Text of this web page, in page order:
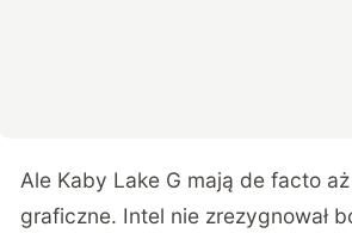
Ale Kaby Lake G mają de facto
graficzne. Intel nie zrezygnował